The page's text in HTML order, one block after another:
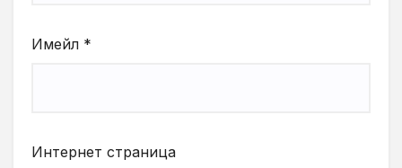
Имейл *
Интернет страница